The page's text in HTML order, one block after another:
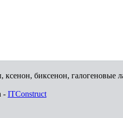
ксенон, биксенон, галогеновые
- ITConstruct